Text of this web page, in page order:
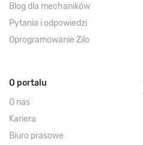
Blog dla mechaników
Pytania i odpowiedzi
Oprogramowanie Zilo
O portalu
O nas
Kariera
Biuro prasowe